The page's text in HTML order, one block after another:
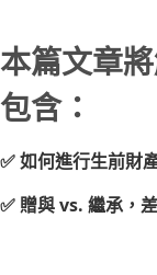
本篇文章
包含：
✅ 如何進行生前財
✅ 贈與 vs. 繼承，